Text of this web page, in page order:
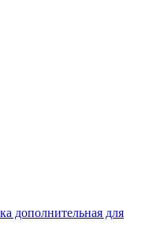
дополнительная для